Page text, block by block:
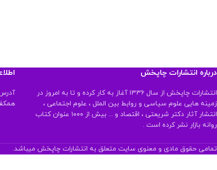
درباره انتشارات چاپخش
انتشارات چاپخش از سال ۱۳۳۶ آغاز به کار کرده و تا به امروز در
زمینه هایی علوم سیاسی و روابط بین الملل ، علوم اجتماعی ،
انتشار آثار دکتر شریعتی ، اقتصاد و ... بیش از ۱۰۰۰ عنوان کتاب
روانه بازار نشر کرده است .
همکف
تمامی حقوق مادی و معنوی سایت متعلق به انتشارات چاپخش میباشد.